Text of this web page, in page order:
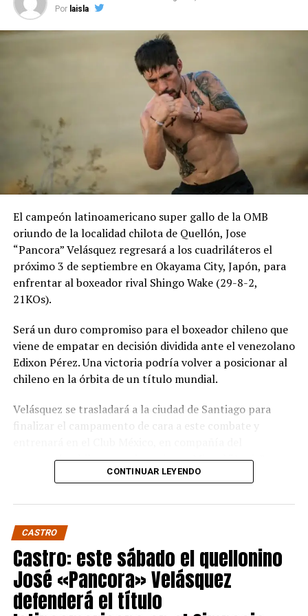
Por laisla
El campeón latinoamericano super gallo de la OMB
oriundo de la localidad chilota de Quellón, Jose
“Pancora” Velásquez regresará a los cuadriláteros el
próximo 3 de septiembre en Okayama City, Japón, para
enfrentar al boxeador rival Shingo Wake (29-8-2,
21KOs).
Será un duro compromiso para el boxeador chileno que
viene de empatar en decisión dividida ante el venezolano
Edixon Pérez. Una victoria podría volver a posicionar al
chileno en la órbita de un título mundial.
Velásquez se trasladará a la ciudad de Santiago para
finalizar el campamento de cara a este combate y
excampeón chileno y sudamericano Miguel “Aguja”
González que estará en la esquina del púgil de Quellón.
Wake es un experimentado boxeador de 36 años que
tiene dentro de sus rivales más notables al japonés
Takuma Inoue. Si bien nunca ha disputado un título
mundial, sí ha sido campeón de su país y ha peleado por
distintos títulos internacionales.
Pancora Velásquez viajará el próximo 29 de agosto para
CONTINUAR LEYENDO
CASTRO
Castro: este sábado el quellonino
José «Pancora» Velásquez
defenderá el título